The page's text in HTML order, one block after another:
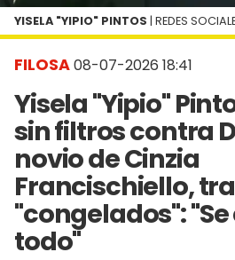
FILOSA08-07-2026 18:41
Yisela "Yipio"
sin filtros contra
novio de Cinzia
Francischiello,
"congelados":
todo"
YISELA "YIPIO" PINTOS | REDES